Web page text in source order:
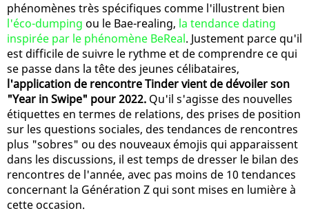
phénomènes très spécifiques comme l'illustrent bien
l'éco-dumping ou le Bae-realing, la tendance dating
inspirée par le phénomène BeReal. Justement parce qu'il
est difficile de suivre le rythme et de comprendre ce qui
se passe dans la tête des jeunes célibataires,
l'application de rencontre Tinder vient de dévoiler son
"Year in Swipe" pour 2022. Qu'il s'agisse des nouvelles
étiquettes en termes de relations, des prises de position
sur les questions sociales, des tendances de rencontres
plus "sobres" ou des nouveaux émojis qui apparaissent
dans les discussions, il est temps de dresser le bilan des
rencontres de l'année, avec pas moins de 10 tendances
concernant la Génération Z qui sont mises en lumière à
cette occasion.